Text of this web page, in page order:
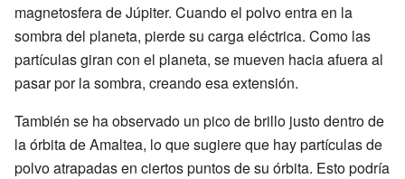
magnetosfera de Júpiter. Cuando el polvo entra en la
sombra del planeta, pierde su carga eléctrica. Como las
partículas giran con el planeta, se mueven hacia afuera al
pasar por la sombra, creando esa extensión.
También se ha observado un pico de brillo justo dentro de
la órbita de Amaltea, lo que sugiere que hay partículas de
polvo atrapadas en ciertos puntos de su órbita. Esto podría